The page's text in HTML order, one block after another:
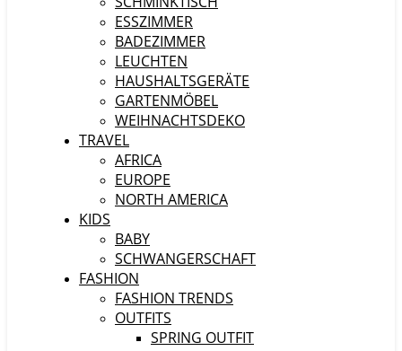
ESSZIMMER
BADEZIMMER
LEUCHTEN
HAUSHALTSGERÄTE
GARTENMÖBEL
WEIHNACHTSDEKO
TRAVEL
AFRICA
EUROPE
NORTH AMERICA
KIDS
BABY
SCHWANGERSCHAFT
FASHION
FASHION TRENDS
OUTFITS
SPRING OUTFIT